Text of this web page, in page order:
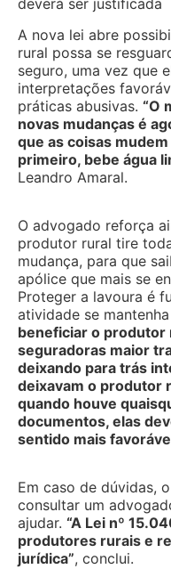
deverá ser justificada
A nova lei abre
rural possa se
seguro, uma vez que
interpretações
práticas abusivas. “O
novas mudanças é
que as coisas
primeiro, bebe água
Leandro Amaral.
O advogado reforça
produtor rural tire
mudança, para que
apólice que mais se
Proteger a lavoura é
atividade se
beneficiar o produtor
seguradoras maior
deixando para trás
deixavam o produtor
quando houve
documentos, elas
sentido mais
Em caso de dúvidas,
consultar um
ajudar. “A Lei nº
produtores rurais e
jurídica”, conclui.